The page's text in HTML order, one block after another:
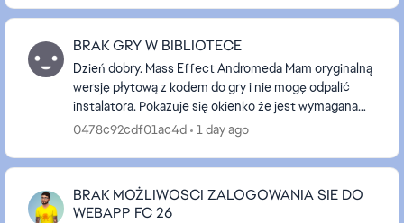
BRAK GRY W BIBLIOTECE
Dzień dobry. Mass Effect Andromeda Mam oryginalną
wersję płytową z kodem do gry i nie mogę odpalić
instalatora. Pokazuje się okienko że jest wymagana
aplikacja origin z kodem błędu 14:1. Po zainsta...
0478c92cdf01ac4d 1 day ago
BRAK MOŻLIWOSCI ZALOGOWANIA SIE DO
WEBAPP FC 26